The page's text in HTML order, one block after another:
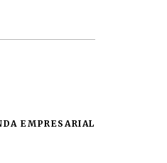
EMPRESARIAL